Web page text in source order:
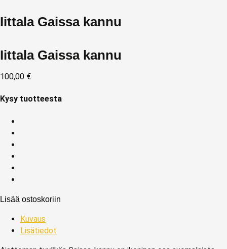
Iittala Gaissa kannu
Iittala Gaissa kannu
100,00 €
Kysy tuotteesta
Lisää ostoskoriin
Kuvaus
Lisätiedot